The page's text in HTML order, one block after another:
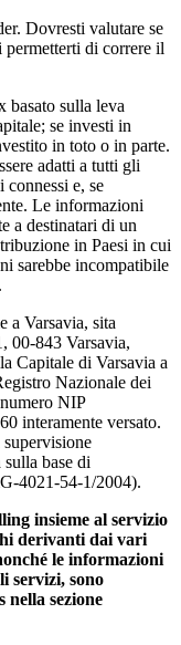
Dovresti valutare se
di correre il
basato sulla leva
se investi in
in toto o in parte.
adatti a tutti gli
e, se
Le informazioni
a destinatari di un
in Paesi in cui
sarebbe incompatibile
a Varsavia, sita
00-843 Varsavia,
Capitale di Varsavia a
Nazionale dei
NIP
interamente versato.
base di
4021-54-1/2004).
insieme al servizio
derivanti dai vari
le informazioni
servizi, sono
sezione